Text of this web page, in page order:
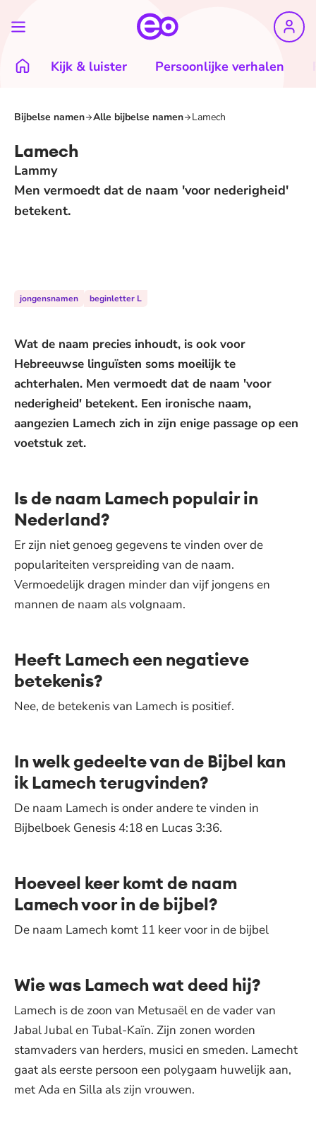
Kijk & luister Persoonlijke verhalen
Bijbelse namen Alle bijbelse namen Lamech
Lamech
Lammy
Men vermoedt dat de naam 'voor nederigheid'
betekent.
jongensnamen beginletter L
Wat de naam precies inhoudt, is ook voor
Hebreeuwse linguïsten soms moeilijk te
achterhalen. Men vermoedt dat de naam 'voor
nederigheid' betekent. Een ironische naam,
aangezien Lamech zich in zijn enige passage op een
voetstuk zet.
Is de naam Lamech populair in
Nederland?
Er zijn niet genoeg gegevens te vinden over de
populariteiten verspreiding van de naam.
Vermoedelijk dragen minder dan vijf jongens en
mannen de naam als volgnaam.
Heeft Lamech een negatieve
betekenis?
Nee, de betekenis van Lamech is positief.
In welk gedeelte van de Bijbel kan
ik Lamech terugvinden?
De naam Lamech is onder andere te vinden in
Bijbelboek Genesis 4:18 en Lucas 3:36.
Hoeveel keer komt de naam
Lamech voor in de bijbel?
De naam Lamech komt 11 keer voor in de bijbel
Wie was Lamech wat deed hij?
Lamech is de zoon van Metusaël en de vader van
Jabal Jubal en Tubal-Kaïn. Zijn zonen worden
stamvaders van herders, musici en smeden. Lamecht
gaat als eerste persoon een polygaam huwelijk aan,
met Ada en Silla als zijn vrouwen.